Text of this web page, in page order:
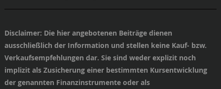
Disclaimer: Die hier angebotenen Beiträge dienen
ausschließlich der Information und stellen keine Kauf- bzw.
Verkaufsempfehlungen dar. Sie sind weder explizit noch
implizit als Zusicherung einer bestimmten Kursentwicklung
der genannten Finanzinstrumente oder als